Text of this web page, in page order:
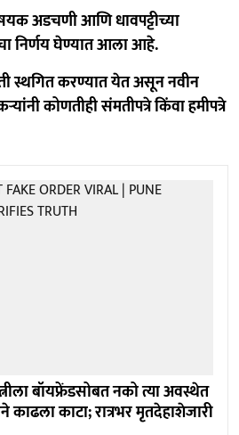
अडचणी आणि धावपट्टीच्या
निर्णय घेण्यात आला आहे.
स्थगित करण्यात येत असून नवीन
कोणतीही संमतीपत्रे किंवा हमीपत्रे
बॉयफ्रेंडसोबत नको त्या अवस्थेत
काढला काटा; रात्रभर मृतदेहाशेजारी